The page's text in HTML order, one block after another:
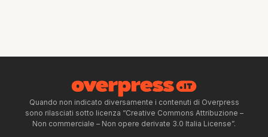
Quando non indicato diversamente i contenuti di Overpress
sono rilasciati sotto licenza “Creative Commons Attribuzione –
Non commerciale – Non opere derivate 3.0 Italia License”.